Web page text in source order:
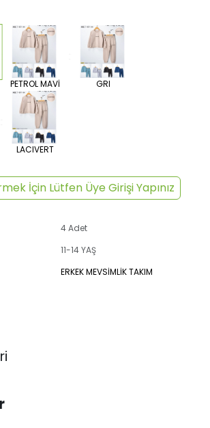
PETROL MAVİ GRI
LACIVERT
İçin Lütfen Üye Girişi Yapınız
4 Adet
11-14 YAŞ
ERKEK MEVSİMLİK TAKIM